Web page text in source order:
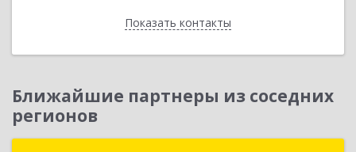
Показать контакты
Назад
Ближайшие партнеры из соседних
регионов